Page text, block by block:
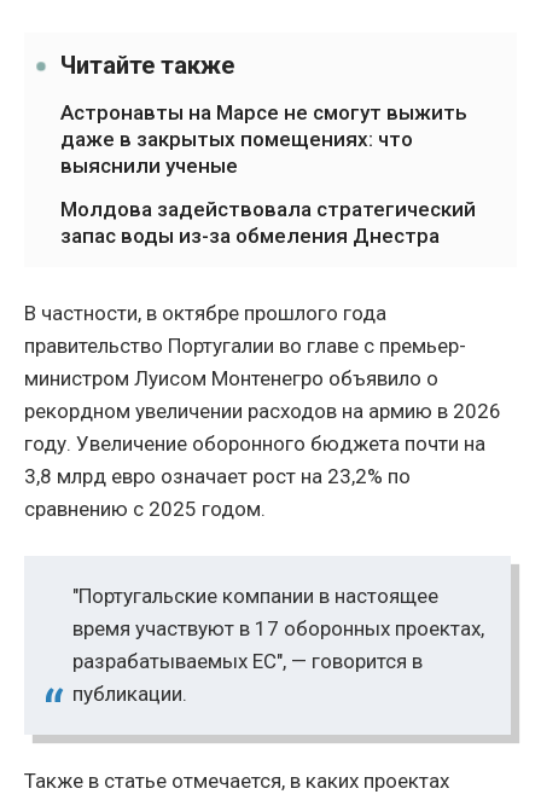
Читайте также
Астронавты на Марсе не смогут выжить
даже в закрытых помещениях: что
выяснили ученые
Молдова задействовала стратегический
запас воды из-за обмеления Днестра
В частности, в октябре прошлого года
правительство Португалии во главе с премьер-
министром Луисом Монтенегро объявило о
рекордном увеличении расходов на армию в 2026
году. Увеличение оборонного бюджета почти на
3,8 млрд евро означает рост на 23,2% по
сравнению с 2025 годом.
"Португальские компании в настоящее
время участвуют в 17 оборонных проектах,
разрабатываемых ЕС", — говорится в
публикации.
Также в статье отмечается, в каких проектах